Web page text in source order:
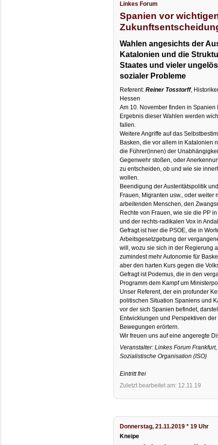
Linkes Forum
Spanien vor
Wahlen angesichts der
Katalonien und die
Staates und vieler
sozialer Probleme
Referent:Reiner Tosstorff,
Hessen
Am 10. November finden in Spanien
Ergebnis dieser Wahlen werden
fallen.
Weitere Angriffe auf das
Basken, die vor allem in Katalonien
die Führer(innen) der
Gegenwehr stoßen, oder
zu entscheiden, ob und wie sie
wollen.
Beendigung der Austeritätspolitik
Frauen, Migranten usw., oder weiter
arbeitenden Menschen, den
Rechte von Frauen, wie sie die PP
und der rechts-radikalen Vox in
Gefragt ist hier die PSOE, die in
Arbeitsgesetzgebung der
will, wozu sie sich in der Regierung
zumindest mehr Autonomie für
aber den harten Kurs gegen die
Gefragt ist Podemus, die in den
Programm dem Kampf um
Unser Referent, der ein profunder
politischen Situation Spaniens und
vor der sich Spanien befindet,
Entwicklungen und Perspektiven
Bewegungen erörtern.
Wir freuen uns auf eine angeregte
Veranstalter: Linkes Forum
Sozialistische Organisation (ISO)
Eintritt frei
Zuletzt bearbeitet am: 12.11.19
Donnerstag, 21.11.2019 * 19 Uhr
Kneipe